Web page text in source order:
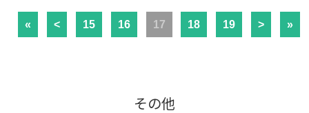
« < 15 16 17 18 19 > »
その他